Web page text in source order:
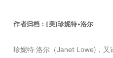
作者归档： [美]珍妮特•洛尔
珍妮特·洛尔（Janet Lowe)，又